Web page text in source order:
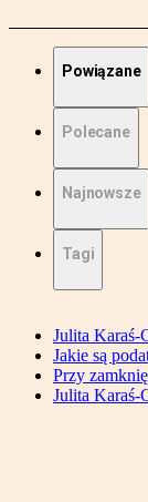
Powiązane
Polecane
Najnowsze
Tagi
Julita Karaś-
Jakie są
Przy
Julita Karaś-